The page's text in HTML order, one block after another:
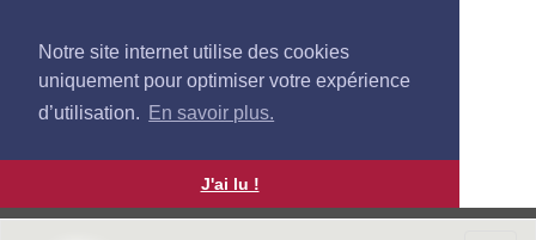
Notre site internet utilise des cookies
uniquement pour optimiser votre expérience
d’utilisation. En savoir plus.
J'ai lu !
Aller